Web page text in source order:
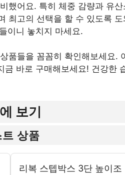
했어요. 특히 체중 감량과 유
최고의 선택을 할 수 있도록
이니 놓치지 마세요.
품들을 꼼꼼히 확인해보세요.
금 바로 구매해보세요! 건강한
보기
상품
리복 스텝박스 3단 높이조